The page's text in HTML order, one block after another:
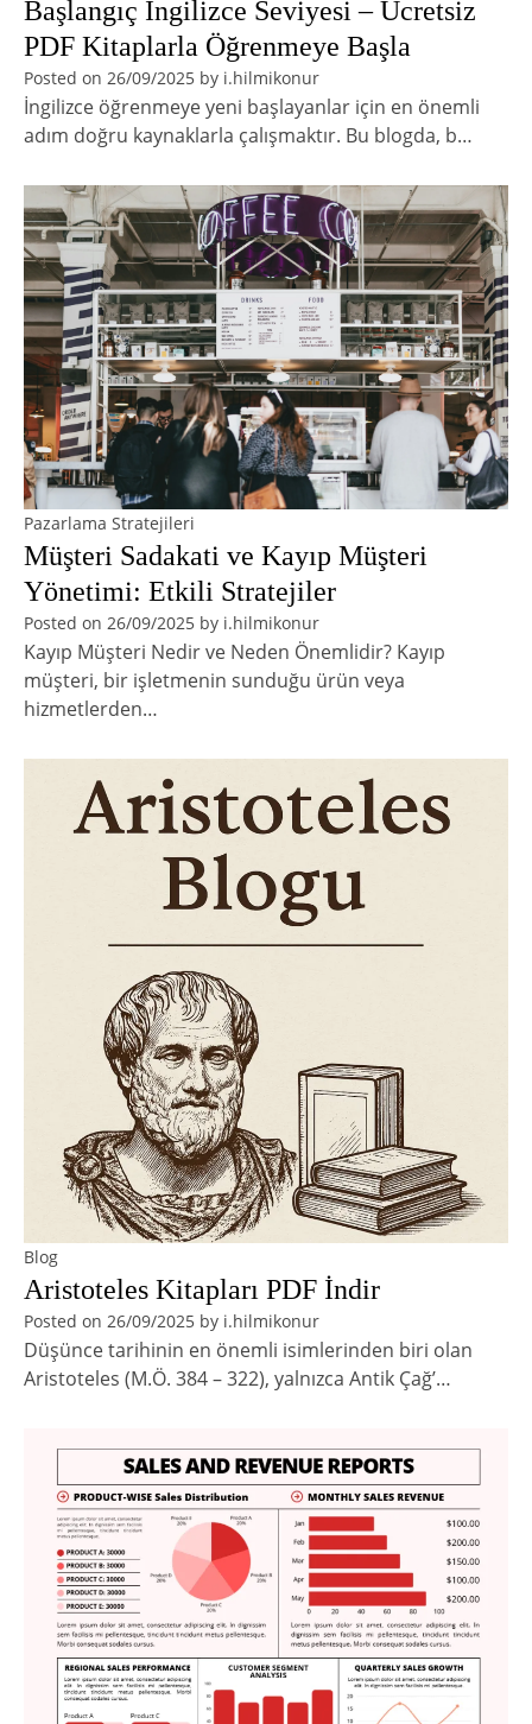
Başlangıç İngilizce Seviyesi – Ücretsiz
PDF Kitaplarla Öğrenmeye Başla
Posted on 26/09/2025 by i.hilmikonur
İngilizce öğrenmeye yeni başlayanlar için en önemli
adım doğru kaynaklarla çalışmaktır. Bu blogda, b…
Pazarlama Stratejileri
Müşteri Sadakati ve Kayıp Müşteri
Yönetimi: Etkili Stratejiler
Posted on 26/09/2025 by i.hilmikonur
Kayıp Müşteri Nedir ve Neden Önemlidir? Kayıp
müşteri, bir işletmenin sunduğu ürün veya
hizmetlerden…
Blog
Aristoteles Kitapları PDF İndir
Posted on 26/09/2025 by i.hilmikonur
Düşünce tarihinin en önemli isimlerinden biri olan
Aristoteles (M.Ö. 384 – 322), yalnızca Antik Çağ’…